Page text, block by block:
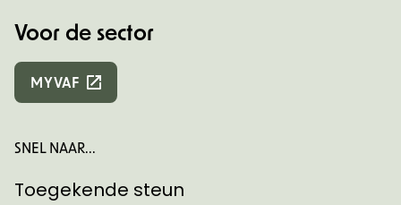
Voor de sector
MYVAF
SNEL NAAR...
Toegekende steun